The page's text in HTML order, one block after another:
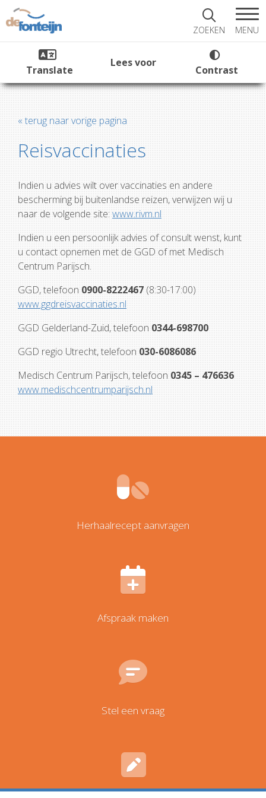
ZOEKEN MENU
Translate
Lees voor
Contrast
« terug naar vorige pagina
Reisvaccinaties
Indien u advies wilt over vaccinaties en andere
bescherming bij buitenlandse reizen, verwijzen wij u
naar de volgende site:www.rivm.nl
Indien u een persoonlijk advies of consult wenst, kunt
u contact opnemen met de GGD of met Medisch
Centrum Parijsch.
GGD, telefoon0900-8222467(8:30-17:00)
www.ggdreisvaccinaties.nl
GGD Gelderland-Zuid, telefoon0344-698700
GGD regio Utrecht, telefoon030-6086086
Medisch Centrum Parijsch, telefoon0345 – 476636
www.medischcentrumparijsch.nl
Herhaalrecept aanvragen
Afspraak maken
Stel een vraag